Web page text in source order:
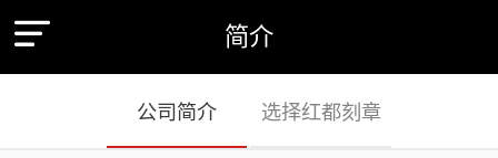
简介
公司简介 选择红都刻章